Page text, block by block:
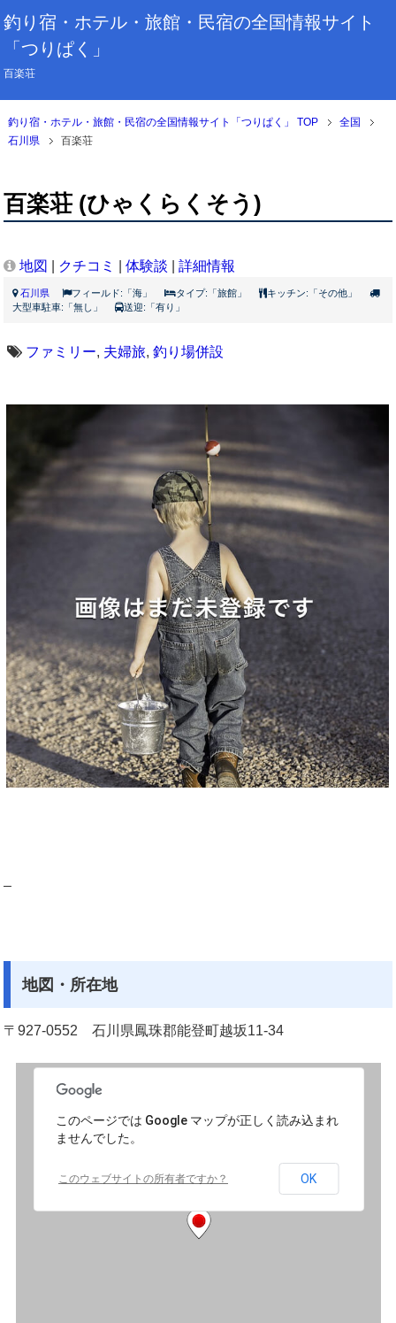
釣り宿・ホテル・旅館・民宿の全国情報サイト
「つりぱく」
百楽荘
釣り宿・ホテル・旅館・民宿の全国情報サイト「つりぱく」 TOP
全国
石川県
百楽荘
百楽荘 (ひゃくらくそう)
地図 クチコミ |体験談 |詳細情報
石川県 フィールド:「海」 タイプ:「旅館」
キッチン:「その他」
大型車駐車:「無し」
送迎:「有り」
ファミリー, 夫婦旅,釣り場併設
–
地図・所在地
〒927-0552 石川県鳳珠郡能登町越坂11-34